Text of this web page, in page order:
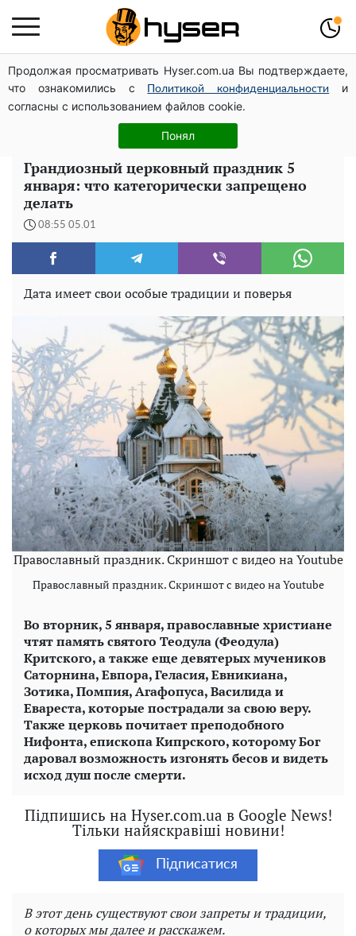
Продолжая просматривать Hyser.com.ua Вы подтверждаете,
что ознакомились с
Политикой конфиденциальности
и
согласны с использованием файлов cookie.
Понял
Посол ОБСЄ вдруге відвідав місце російського удару
по житловому будинку на Подолі
Його доведеться просто вилити: скільки можна
зберігати бензин у пластиковій каністрі
Грандиозный церковный праздник 5
января: что категорически запрещено
делать
08:55 05.01
Дата имеет свои особые традиции и поверья
Православный праздник. Скриншот с видео на Youtube
Православный праздник. Скриншот с видео на Youtube
Во вторник, 5 января, православные христиане
чтят память святого Теодула (Феодула)
Критского, а также еще девятерых мучеников
Саторнина, Евпора, Геласия, Евникиана,
Зотика, Помпия, Агафопуса, Василида и
Евареста, которые пострадали за свою веру.
Также церковь почитает преподобного
Нифонта, епископа Кипрского, которому Бог
даровал возможность изгонять бесов и видеть
исход душ после смерти.
Підпишись на Hyser.com.ua в Google News!
Тільки найяскравіші новини!
Підписатися
В этот день существуют свои запреты и традиции,
о которых мы далее и расскажем.